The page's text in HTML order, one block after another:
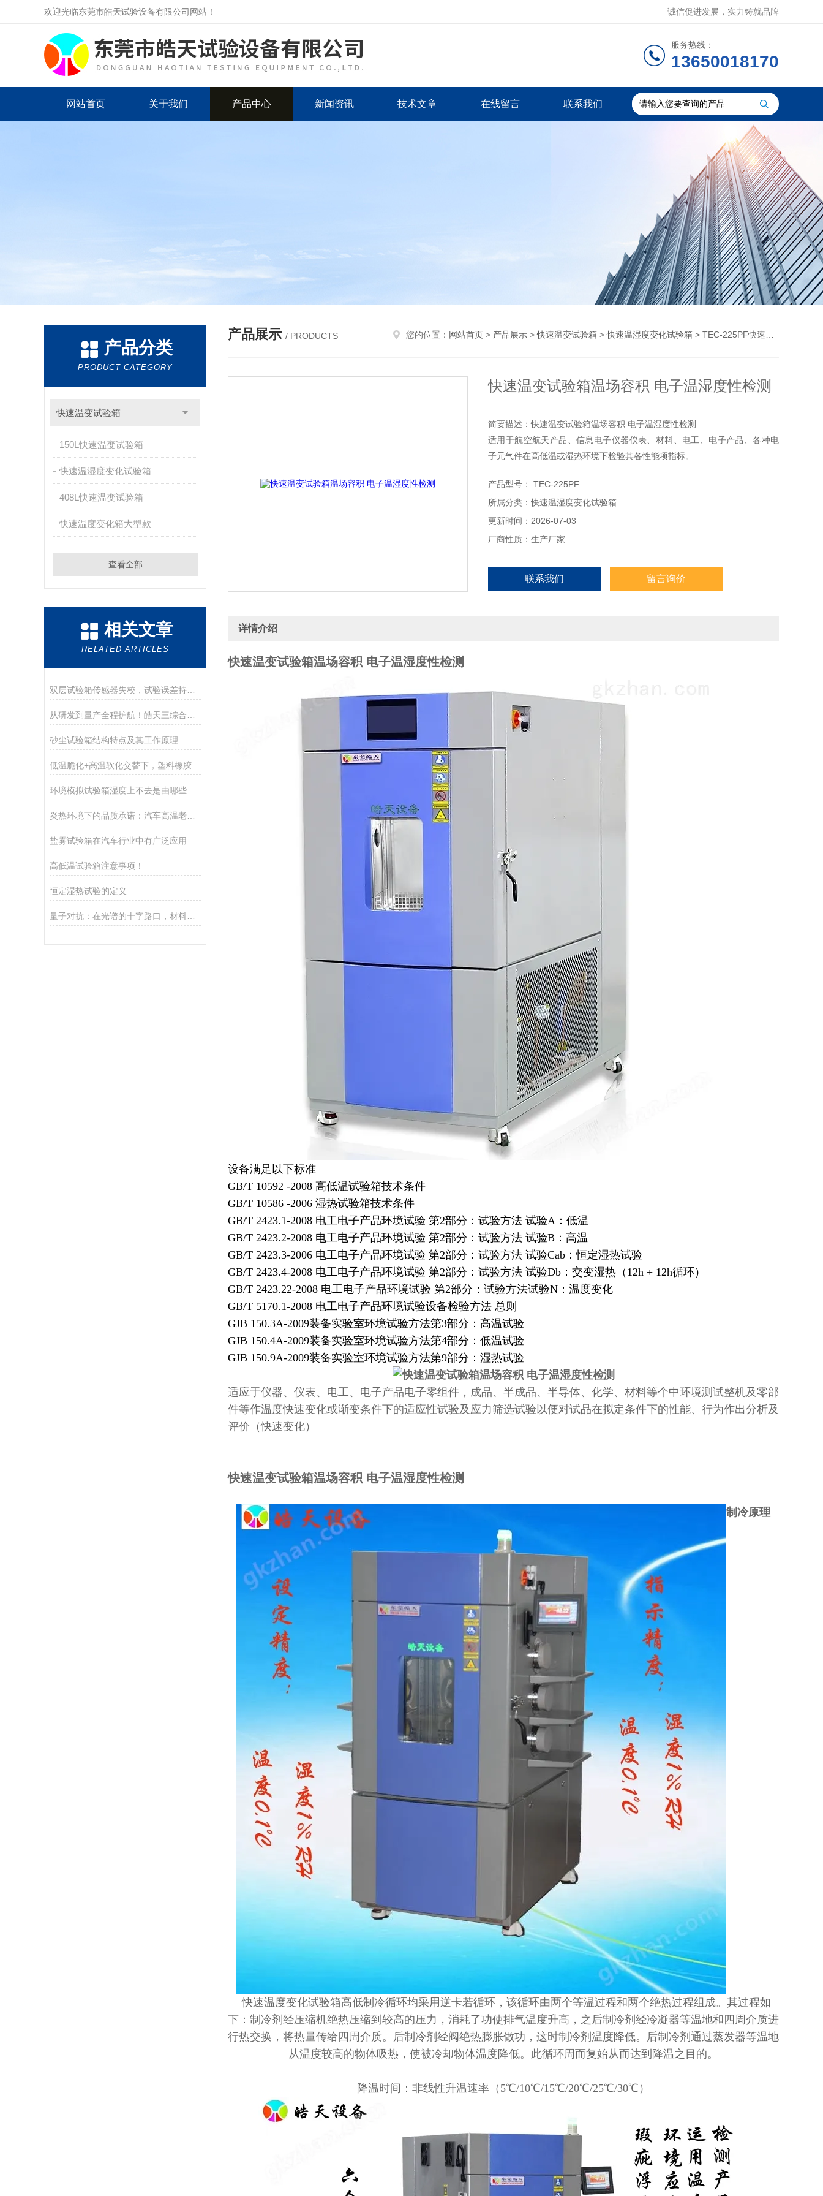
欢迎光临东莞市皓天试验设备有限公司网站！ 诚信促进发展，实力铸就品牌
服务热线：
13650018170
网站首页 关于我们 产品中心 新闻资讯 技术文章 在线留言 联系我们
产品分类
PRODUCT CATEGORY
快速温变试验箱
150L快速温变试验箱
快速温湿度变化试验箱
408L快速温变试验箱
快速温度变化箱大型款
查看全部
相关文章
RELATED ARTICLES
砂尘试验箱结构特点及其工作原理
低温脆化+高温软化交替下，塑料橡胶件的尺寸龟裂谁能掌控？
环境模拟试验箱湿度上不去是由哪些原因造成的？
盐雾试验箱在汽车行业中有广泛应用
高低温试验箱注意事项！
恒定湿热试验的定义
量子对抗：在光谱的十字路口，材料如何抉择紫外与氙灯的老化未来？
产品展示 / PRODUCTS 您的位置： 网站首页 > 产品展示 >快速温变试验箱 >快速温湿度变化试验箱 > TEC-225PF快速温变试验箱温场容积 电子温湿度性检测
快速温变试验箱温场容积 电子温湿度性检测
简要描述：快速温变试验箱温场容积 电子温湿度性检测
适用于航空航天产品、信息电子仪器仪表、材料、电工、电子产品、各种电
子元气件在高低温或湿热环境下检验其各性能项指标。
产品型号： TEC-225PF
所属分类：快速温湿度变化试验箱
更新时间：2026-07-03
厂商性质：生产厂家
联系我们 留言询价
详情介绍
快速温变试验箱温场容积 电子温湿度性检测
设备满足以下标准
GB/T 10592 -2008 高低温试验箱技术条件
GB/T 10586 -2006 湿热试验箱技术条件
GB/T 2423.1-2008 电工电子产品环境试验 第2部分：试验方法 试验A ：低温
GB/T 2423.2-2008 电工电子产品环境试验 第2部分：试验方法 试验B ：高温
GB/T 2423.3-2006 电工电子产品环境试验 第2部分：试验方法 试验Cab ：恒定湿热试验
GB/T 2423.4-2008 电工电子产品环境试验 第2部分：试验方法 试验Db ：交变湿热（ 12h + 12h循环）
GB/T 2423.22-2008 电工电子产品环境试验 第2部分：试验方法试验N ：温度变化
GB/T 5170.1-2008 电工电子产品环境试验设备检验方法 总则
GJB 150.3A-2009装备实验室环境试验方法第3部分：高温试验
GJB 150.4A-2009装备实验室环境试验方法第4部分：低温试验
GJB 150.9A-2009装备实验室环境试验方法第9部分：湿热试验
适应于仪器、仪表、电工、电子产品电子零组件，成品、半成品、半导体、化学、材料等个中环境测试整机及零部
件等作温度快速变化或渐变条件下的适应性试验及应力筛选试验以便对试品在拟定条件下的性能、行为作出分析及
评价（快速变化）
快速温变试验箱温场容积 电子温湿度性检测
制冷原理
快速温度变化试验箱高低制冷循环均采用逆卡若循环，该循环由两个等温过程和两个绝热过程组成。其过程如
下：制冷剂经压缩机绝热压缩到较高的压力，消耗了功使排气温度升高，之后制冷剂经冷凝器等温地和四周介质进
行热交换，将热量传给四周介质。后制冷剂经阀绝热膨胀做功，这时制冷剂温度降低。后制冷剂通过蒸发器等温地
从温度较高的物体吸热，使被冷却物体温度降低。此循环周而复始从而达到降温之目的。
降温时间：非线性升温速率（5℃/10℃/15℃/20℃/25℃/30℃）